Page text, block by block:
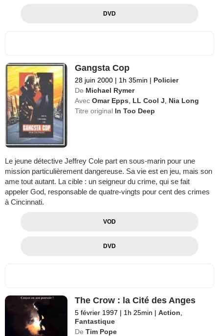
DVD
Gangsta Cop
28 juin 2000 | 1h 35min | Policier
De Michael Rymer
Avec Omar Epps LL Cool J
Nia Long
Titre original In Too Deep
Le jeune détective Jeffrey Cole part en sous-marin pour une
mission particulièrement dangereuse. Sa vie est en jeu, mais son
ame tout autant. La cible : un seigneur du crime, qui se fait
appeler God, responsable de quatre-vingts pour cent des crimes
à Cincinnati.
VOD
DVD
The Crow : la Cité des Anges
5 février 1997 | 1h 25min | Action
Fantastique
De Tim Pope